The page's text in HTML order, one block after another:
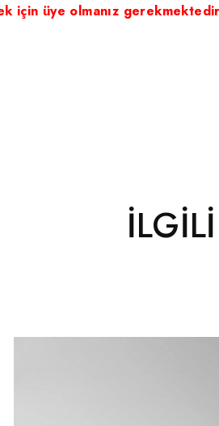
için üye olmanız